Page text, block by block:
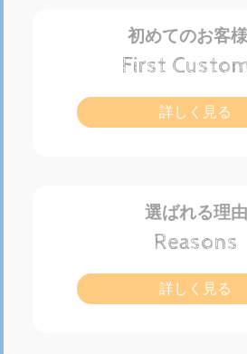
初めてのお客
First
詳しく見る
選ばれる理由
Reasons
詳しく見る